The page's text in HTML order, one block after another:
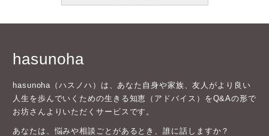
hasunoha
hasunoha（ハスノハ）は、あなた自身や家族、友人がより良い
人生を歩んでいくための生きる知恵（アドバイス）をQ&Aの形で
お坊さんよりいただくサービスです。
あなたは、悩みや相談ごとがあるとき、誰に話しますか？